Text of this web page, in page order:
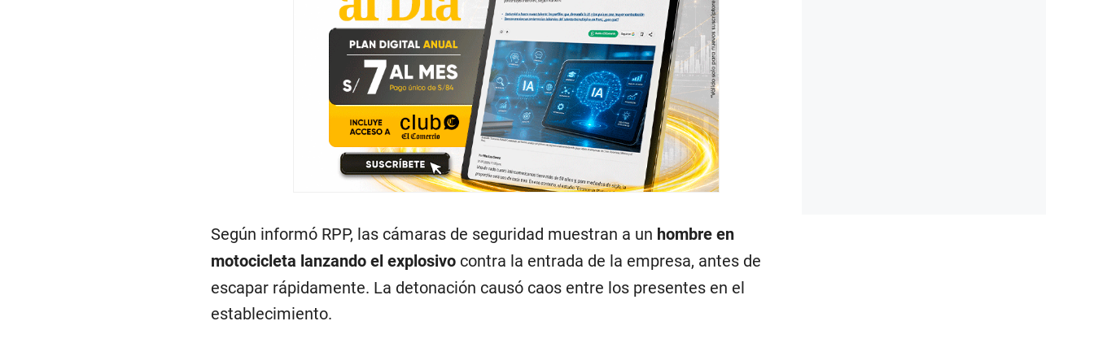
Según informó RPP, las cámaras de seguridad muestran a un hombre en
motocicleta lanzando el explosivocontra la entrada de la empresa, antes de
escapar rápidamente. La detonación causó caos entre los presentes en el
establecimiento.